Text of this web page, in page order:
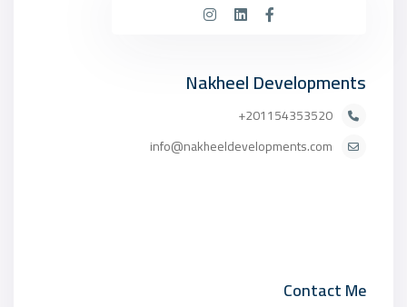
Nakheel Developments
201154353520+
info@nakheeldevelopments.com
Contact Me